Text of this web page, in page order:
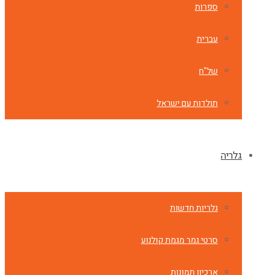
ספרות
עברית
של"ח
תולדות עם ישראל
גלריה
גלריות חדשות
סרטי גמר מגמת קולנוע